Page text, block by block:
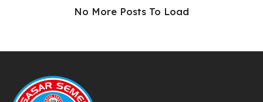
No More Posts To Load